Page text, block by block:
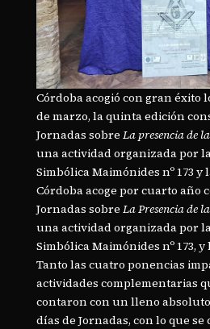
Córdoba acogió con gran éxito
de marzo, la quinta edición
Jornadas sobre La presencia de
una actividad organizada por
Simbólica Maimónides nº 173 y
Córdoba acoge por cuarto año
Jornadas sobre La Presencia de
una actividad organizada por
Simbólica Maimónides nº 173, y
Tanto las cuatro ponencias
actividades complementarias
contaron con un lleno
días de Jornadas, con lo que